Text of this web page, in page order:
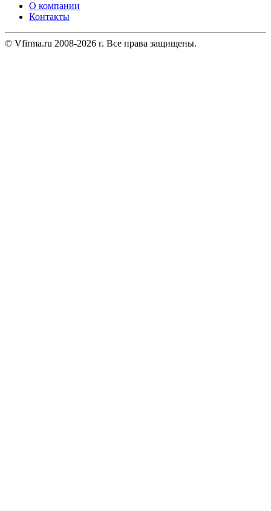
О компании
Контакты
© Vfirma.ru 2008-2026 г. Все права защищены.